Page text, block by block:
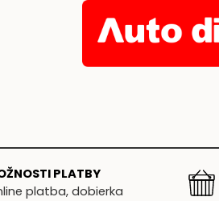
PLATBY
platba, dobierka